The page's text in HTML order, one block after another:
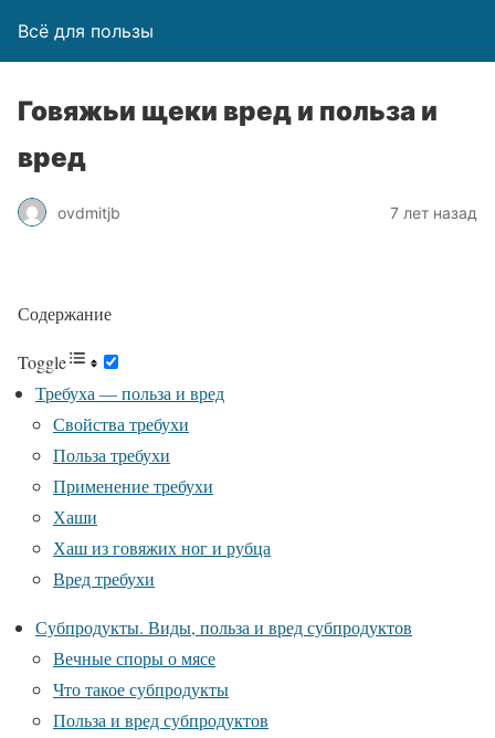
Всё для пользы
Говяжьи щеки вред и польза и
вред
ovdmitjb 7 лет назад
Содержание
Toggle
Требуха — польза и вред
Свойства требухи
Польза требухи
Применение требухи
Хаши
Хаш из говяжих ног и рубца
Вред требухи
Субпродукты. Виды, польза и вред субпродуктов
Вечные споры о мясе
Что такое субпродукты
Польза и вред субпродуктов